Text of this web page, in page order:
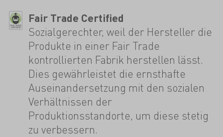
Fair Trade Certified
Sozialgerechter, weil der Hersteller die
Produkte in einer Fair Trade
kontrollierten Fabrik herstellen lässt.
Dies gewährleistet die ernsthafte
Auseinandersetzung mit den sozialen
Verhältnissen der
Produktionsstandorte, um diese stetig
zu verbessern.